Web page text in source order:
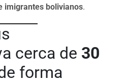
imigrantes bolivianos.
cerca de 30
forma